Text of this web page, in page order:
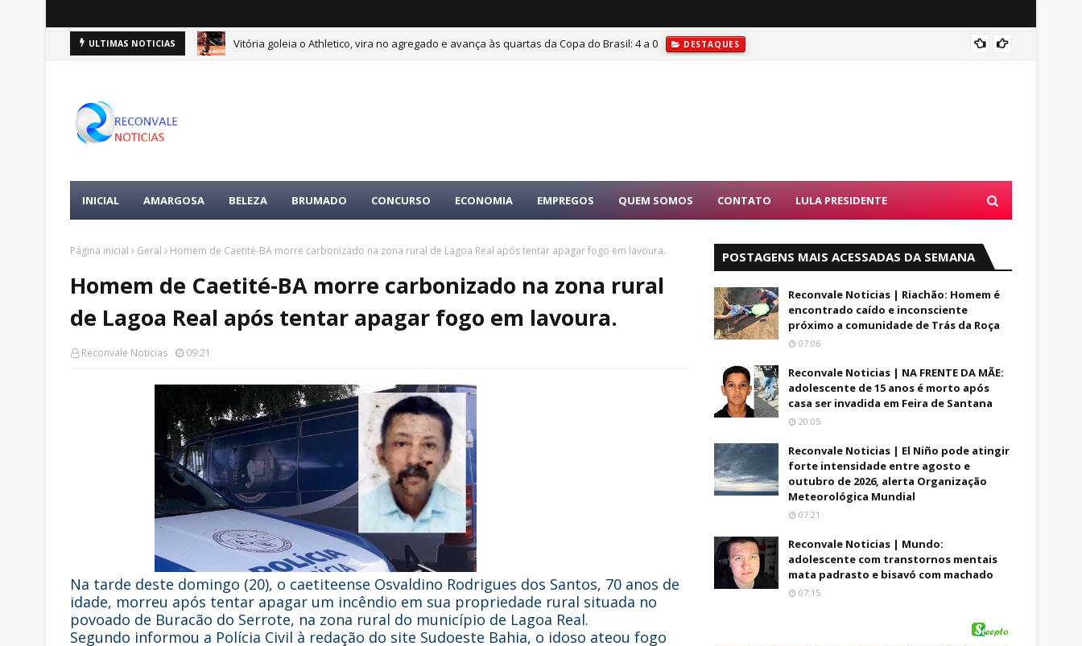
ULTIMAS NOTICIAS Vitória goleia o Athletico, vira no agregado e avança às quartas da Copa do Brasil: 4 a 0 DESTAQUES
INICIAL AMARGOSA BELEZA BRUMADO CONCURSO ECONOMIA EMPREGOS QUEM SOMOS CONTATO LULA PRESIDENTE
Página inicial Geral Homem de Caetité-BA morre carbonizado na zona rural de Lagoa Real após tentar apagar fogo em lavoura.
Homem de Caetité-BA morre carbonizado na zona rural
de Lagoa Real após tentar apagar fogo em lavoura.
Reconvale Noticias 09:21
Na tarde deste domingo (20), o caetiteense Osvaldino Rodrigues dos Santos, 70 anos de
idade, morreu após tentar apagar um incêndio em sua propriedade rural situada no
povoado de Buracão do Serrote, na zona rural do município de Lagoa Real.
Segundo informou a Polícia Civil à redação do site Sudoeste Bahia, o idoso ateou fogo
POSTAGENS MAIS ACESSADAS DA SEMANA
Reconvale Noticias | Riachão: Homem é
encontrado caído e inconsciente
próximo a comunidade de Trás da Roça
07:06
Reconvale Noticias | NA FRENTE DA MÃE:
adolescente de 15 anos é morto após
casa ser invadida em Feira de Santana
20:05
Reconvale Noticias | El Niño pode atingir
forte intensidade entre agosto e
outubro de 2026, alerta Organização
Meteorológica Mundial
07:21
Reconvale Noticias | Mundo:
adolescente com transtornos mentais
mata padrasto e bisavó com machado
07:15